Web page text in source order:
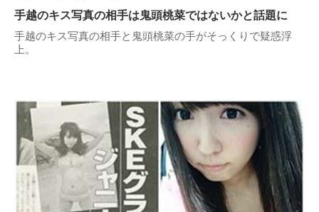
手越のキス写真の相手は鬼頭桃菜ではないかと話題に
手越のキス写真の相手と鬼頭桃菜の手がそっくりで疑惑浮
上。